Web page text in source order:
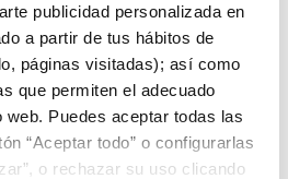
publicidad personalizada en
a partir de tus hábitos de
páginas visitadas); así como
que permiten el adecuado
Puedes aceptar todas las
“Aceptar todo” o configurarlas
o rechazar su uso clicando
Procedencia
Nacional
IVA
07/11/2005
Tracción
Delantera